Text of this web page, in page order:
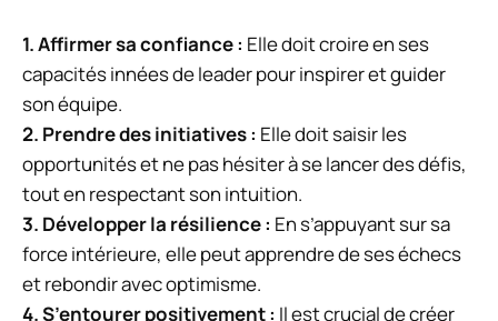
1.Affirmer sa confiance: Elle doit croire en ses
capacités innées de leader pour inspirer et guider
son équipe.
2. Prendre des initiatives: Elle doit saisir les
opportunités et ne pas hésiter à se lancer des défis,
tout en respectant son intuition.
3. Développer la résilience: En s’appuyant sur sa
force intérieure, elle peut apprendre de ses échecs
et rebondir avec optimisme.
4.S’entourer positivement: Il est crucial de créer